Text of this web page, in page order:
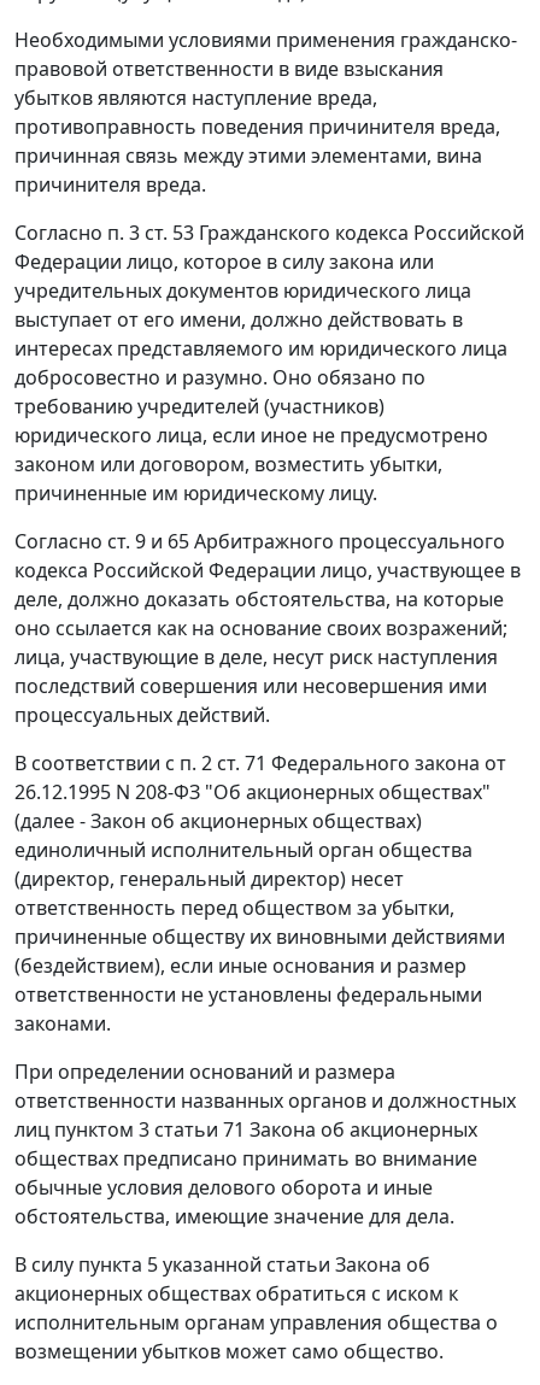
Необходимыми условиями применения гражданско-
правовой ответственности в виде взыскания
убытков являются наступление вреда,
противоправность поведения причинителя вреда,
причинная связь между этими элементами, вина
причинителя вреда.
Согласно п. 3 ст. 53 Гражданского кодекса Российской
Федерации лицо, которое в силу закона или
учредительных документов юридического лица
выступает от его имени, должно действовать в
интересах представляемого им юридического лица
добросовестно и разумно. Оно обязано по
требованию учредителей (участников)
юридического лица, если иное не предусмотрено
законом или договором, возместить убытки,
причиненные им юридическому лицу.
Согласно ст. 9 и 65 Арбитражного процессуального
кодекса Российской Федерации лицо, участвующее в
деле, должно доказать обстоятельства, на которые
оно ссылается как на основание своих возражений;
лица, участвующие в деле, несут риск наступления
последствий совершения или несовершения ими
процессуальных действий.
В соответствии с п. 2 ст. 71 Федерального закона от
26.12.1995 N 208-ФЗ "Об акционерных обществах"
(далее - Закон об акционерных обществах)
единоличный исполнительный орган общества
(директор, генеральный директор) несет
ответственность перед обществом за убытки,
причиненные обществу их виновными действиями
(бездействием), если иные основания и размер
ответственности не установлены федеральными
законами.
При определении оснований и размера
ответственности названных органов и должностных
лиц пунктом 3 статьи 71 Закона об акционерных
обществах предписано принимать во внимание
обычные условия делового оборота и иные
обстоятельства, имеющие значение для дела.
В силу пункта 5 указанной статьи Закона об
акционерных обществах обратиться с иском к
исполнительным органам управления общества о
возмещении убытков может само общество.